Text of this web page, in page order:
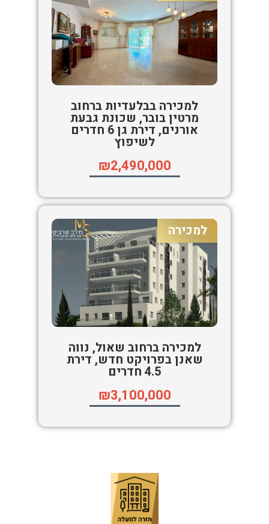
למכירה בבלעדיות ברחוב
מרטין בובר, שכונת גבעת
אורנים, דירת גן 6 חדרים
לשיפוץ
₪2,490,000
למכירה
למכירה ברחוב שאול, נווה
שאנן בפרויקט חדש, דירת
4.5 חדרים
₪3,100,000